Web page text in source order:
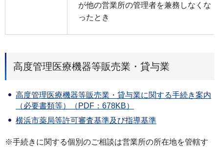
が他の営業所の管理者を兼務しなくな
ったとき
高度管理医療機器等販売業・貸与業
高度管理医療機器等販売業・貸与業に関する手続き案内
（必要書類等）（PDF：678KB）
横浜市薬局等許可審査基準及び指導基準
※手続きに関する個別のご相談は営業所の所在地を管轄す